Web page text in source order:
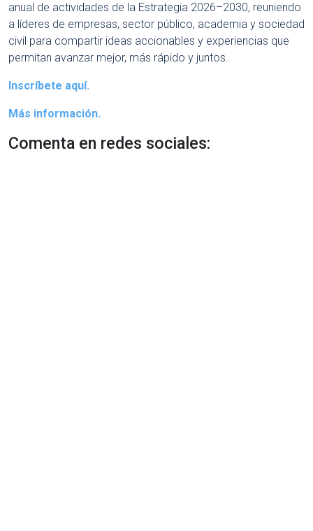
anual de actividades de la Estrategia 2026–2030, reuniendo
a líderes de empresas, sector público, academia y sociedad
civil para compartir ideas accionables y experiencias que
permitan avanzar mejor, más rápido y juntos.
Inscríbete aquí.
Más información.
Comenta en redes sociales: